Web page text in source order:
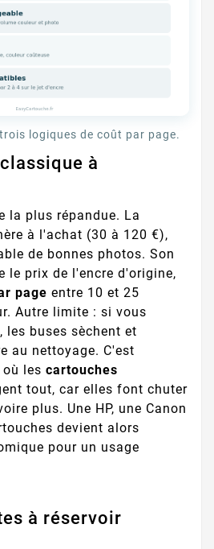
logiques de coût par page.
à
la plus répandue. La
à l'achat (30 à 120 €),
de bonnes photos. Son
le prix de l'encre d'origine,
page entre 10 et 25
Autre limite : si vous
les buses sèchent et
au nettoyage. C'est
les cartouches
tout, car elles font chuter
plus. Une HP, une Canon
devient alors
pour un usage
à réservoir